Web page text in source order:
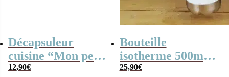
Décapsuleur
cuisine “Mon petit
fils parfait”-
12,90€
Bouteille
isotherme 500ml
“Mon petit fils
25,90€